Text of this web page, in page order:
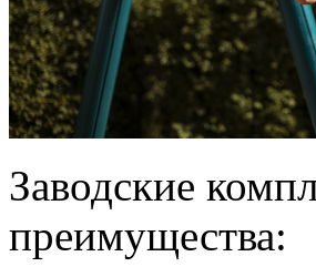
Заводские
преимущества: